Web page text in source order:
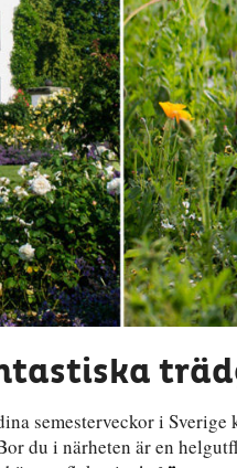
semesterveckor i Sverige
du i närheten är en